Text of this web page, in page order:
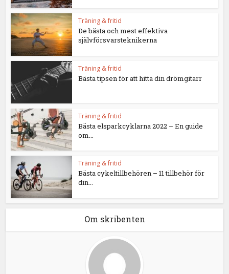
Träning & fritid
De bästa och mest effektiva
självförsvarsteknikerna
Träning & fritid
Bästa tipsen för att hitta din drömgitarr
Träning & fritid
Bästa elsparkcyklarna 2022 – En guide
om...
Träning & fritid
Bästa cykeltillbehören – 11 tillbehör för
din...
Om skribenten